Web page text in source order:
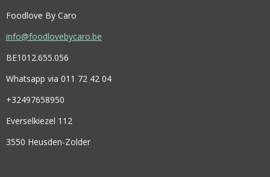
Foodlove By Caro
info@foodlovebycaro.be
BE1012.655.056
Whatsapp via 011 72 42 04
+32497658950
Everselkiezel 112
3550 Heusden-Zolder